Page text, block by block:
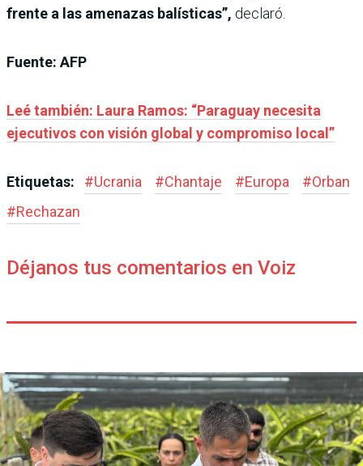
frente a las amenazas balísticas”, declaró.
Fuente: AFP
Leé también: Laura Ramos: “Paraguay necesita
ejecutivos con visión global y compromiso local”
Etiquetas: #Ucrania #Chantaje #Europa #Orban
#Rechazan
Déjanos tus comentarios en Voiz